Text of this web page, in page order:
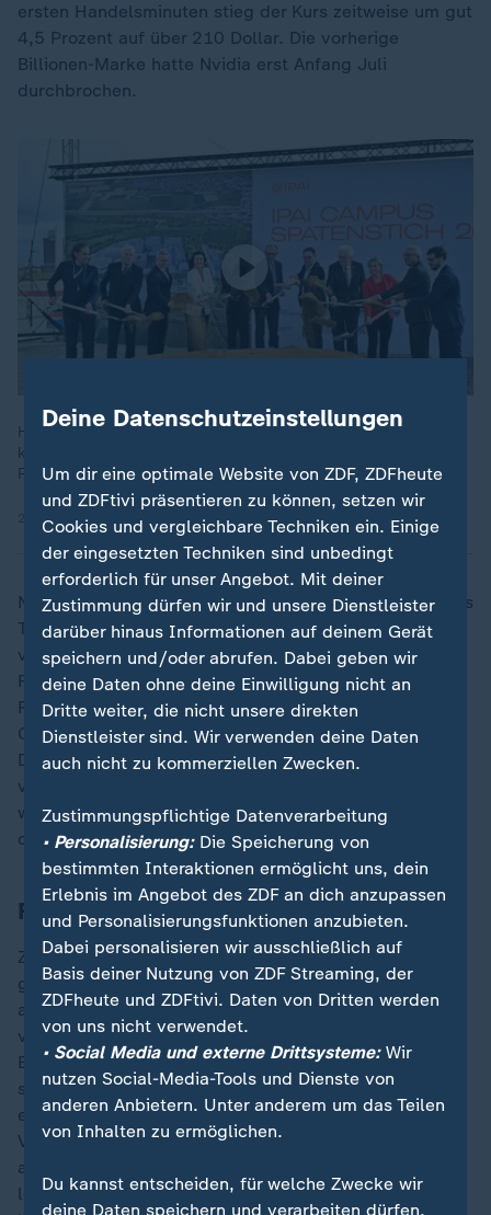
ersten Handelsminuten stieg der Kurs zeitweise um gut
4,5 Prozent auf über 210 Dollar. Die vorherige
Billionen-Marke hatte Nvidia erst Anfang Juli
durchbrochen.
Heute startet Europas größtes KI-Ökosystem in Heilbronn: Ein
kreisrunder Campus, so groß wie 42 Fußballfelder, vereint
Forschung, Entwicklung und Unternehmen an einem Ort.
21.10.2025 | 2:26 min
Nvidias Chip-Systeme werden rund um die Welt für das
Training von Anwendungen mit Künstlicher Intelligenz
verwendet. Schwergewichte wieGoogleoder der
Facebook-KonzernMetafüllen damit ganze
Rechenzentren, aber auch KI-Start-ups wie die
ChatGPT-Erfinderfirma OpenAI sind Nvidia-Kunden.
Diese Schlüsselposition ließ das Geschäft
von Nvidia in den vergangenen zwei Jahren explosiv
wachsen. Anleger setzen darauf, dass Nvidia diese
dominierende Rolle gegen Rivalen verteidigen kann.
Fuß in der Tür im Weißen Haus
Zuletzt kam hinzu, dass Nvidia-Chef Jensen Huang ein
gutes Verhältnis zur Regierung vonDonald Trump
aufbauen konnte. Er überzeugte den US-Präsidenten
von der Ausnahmerolle Nvidias und punktete mit dem
Bau einer Fabrik in den USA. Trump will sich bei
seinem Treffen mit Chinas Staatschef Xi Jinping dafür
einsetzen, dass Peking Einschränkungen für die
Verwendung von Nvidia-Chips in dem Land
aufhebt. Die USA lassen allerdings selbst die
leistungsstärksten Nvidia-Systeme nicht nach China
Deine Datenschutzeinstellungen
Um dir eine optimale Website von ZDF, ZDFheute
und ZDFtivi präsentieren zu können, setzen wir
Cookies und vergleichbare Techniken ein. Einige
der eingesetzten Techniken sind unbedingt
erforderlich für unser Angebot. Mit deiner
Zustimmung dürfen wir und unsere Dienstleister
darüber hinaus Informationen auf deinem Gerät
speichern und/oder abrufen. Dabei geben wir
deine Daten ohne deine Einwilligung nicht an
Dritte weiter, die nicht unsere direkten
Dienstleister sind. Wir verwenden deine Daten
auch nicht zu kommerziellen Zwecken.
Zustimmungspflichtige Datenverarbeitung
• Personalisierung:Die Speicherung von
bestimmten Interaktionen ermöglicht uns, dein
Erlebnis im Angebot des ZDF an dich anzupassen
und Personalisierungsfunktionen anzubieten.
Dabei personalisieren wir ausschließlich auf
Basis deiner Nutzung von ZDF Streaming, der
ZDFheute und ZDFtivi. Daten von Dritten werden
von uns nicht verwendet.
• Social Media und externe Drittsysteme:Wir
nutzen Social-Media-Tools und Dienste von
anderen Anbietern. Unter anderem um das Teilen
von Inhalten zu ermöglichen.
Du kannst entscheiden, für welche Zwecke wir
deine Daten speichern und verarbeiten dürfen.